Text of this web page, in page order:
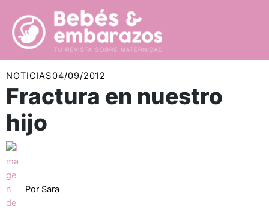
contenido
NOTICIAS04/09/2012
Fractura en nuestro
hijo
Por Sara